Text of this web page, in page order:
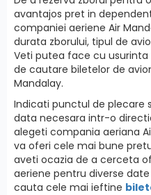
avantajos pret in
companiei aeriene Air
durata zborului, tipul de
Veti putea face cu
de cautare biletelor de
Mandalay.
Indicati punctul de plecare
data necesara intr-o
alegeti compania aeriana
va oferi cele mai bune
aveti ocazia de a cerceta
aeriene pentru diverse
cauta cele mai ieftine